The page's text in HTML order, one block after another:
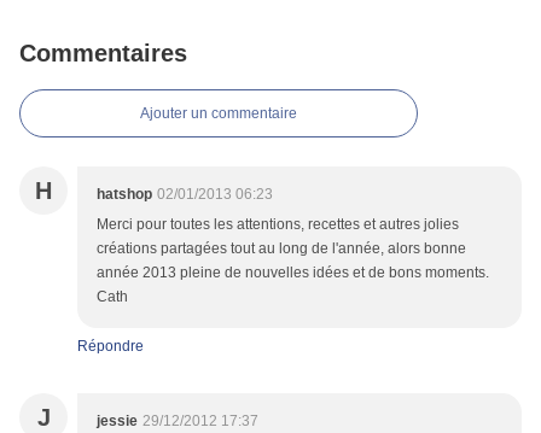
Commentaires
Ajouter un commentaire
H hatshop 02/01/2013 06:23
Merci pour toutes les attentions, recettes et autres jolies
créations partagées tout au long de l'année, alors bonne
année 2013 pleine de nouvelles idées et de bons moments.
Cath
Répondre
J jessie 29/12/2012 17:37